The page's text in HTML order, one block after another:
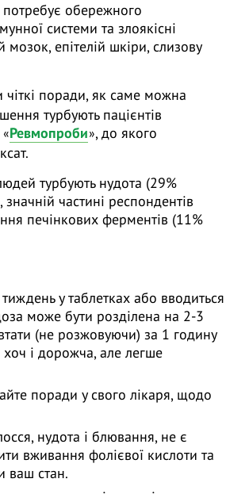
обережного
системи та злоякісні
епітелій шкіри, слизову
поради, як саме можна
турбують пацієнтів
«Ревмопроби», до якого
турбують нудота (29%
частині респондентів
печінкових ферментів (11%
у таблетках або вводиться
може бути розділена на 2-3
(не розжовуючи) за 1 годину
хоч і дорожча, але легше
поради у свого лікаря, щодо
нудота і блювання, не є
вживання фолієвої кислоти та
ваш стан.